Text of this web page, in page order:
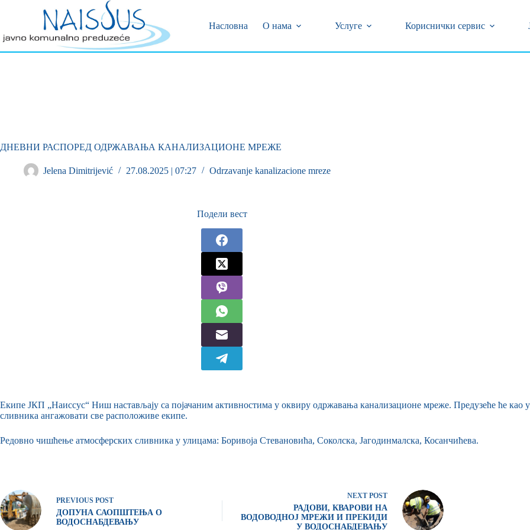
Насловна
О нама Услуге Кориснички сервис
ДНЕВНИ РАСПОРЕД ОДРЖАВАЊА КАНАЛИЗАЦИОНЕ МРЕЖЕ
Jelena Dimitrijević 27.08.2025 | 07:27 Odrzavanje kanalizacione mreze
Подели вест
Екипе ЈКП „Наиссус“ Ниш настављају са појачаним активностима у оквиру одржавања канализационе мреже. Предузеће ће
сливника ангажовати све расположиве екипе.
Редовно чишћење атмосферских сливника у улицама: Боривоја Стевановића, Соколска, Јагодинмалска, Косанчићева.
PREVIOUS POST
ДОПУНА САОПШТЕЊА О
ВОДОСНАБДЕВАЊУ
NEXT POST
РАДОВИ, КВАРОВИ НА
ВОДОВОДНОЈ МРЕЖИ И ПРЕКИДИ
У ВОДОСНАБДЕВАЊУ